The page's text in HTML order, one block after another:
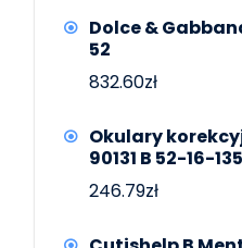
Dolce &
52
832.60zł
Okulary
90131 B 52-16-135
246.79zł